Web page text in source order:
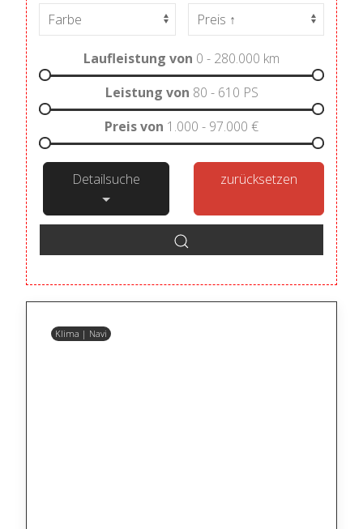
Laufleistung von 0 - 280.000 km
Leistung von 80 - 610 PS
Preis von 1.000 - 97.000 €
Detailsuche zurücksetzen
Klima | Navi